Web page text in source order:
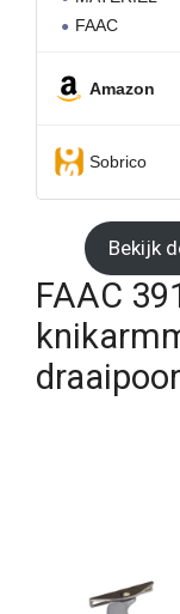
FAAC
Amazon
Sobrico
Bekijk
FAAC